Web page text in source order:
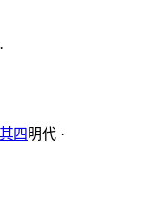
四明代 ·